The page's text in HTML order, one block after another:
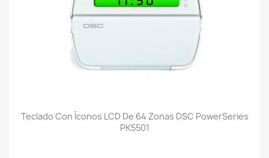
Teclado Con Íconos LCD De 64 Zonas DSC PowerSeries
PK5501